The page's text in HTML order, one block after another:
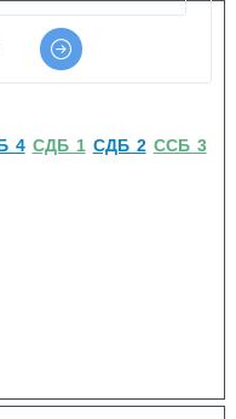
4 СДБ 1 СДБ 2 ССБ 3